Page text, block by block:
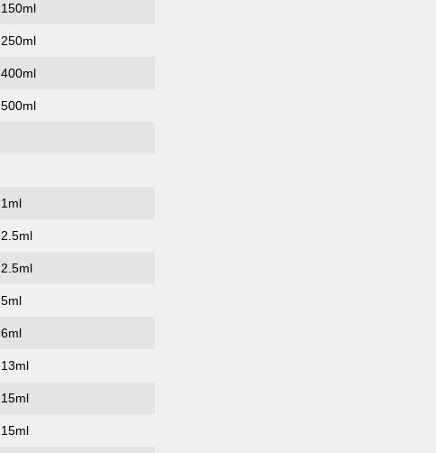
150ml
250ml
400ml
500ml
1ml
2.5ml
2.5ml
5ml
6ml
13ml
15ml
15ml